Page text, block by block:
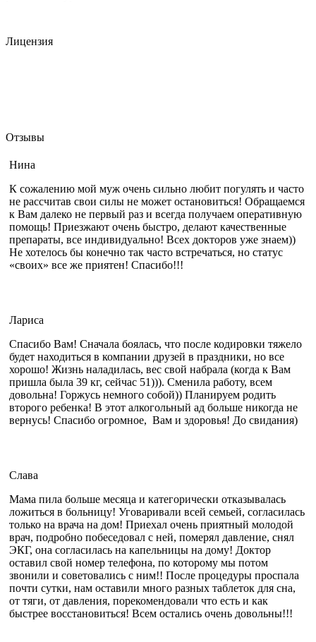
Лицензия
Отзывы
Нина
К сожалению мой муж очень сильно любит погулять и часто
не рассчитав свои силы не может остановиться! Обращаемся
к Вам далеко не первый раз и всегда получаем оперативную
помощь! Приезжают очень быстро, делают качественные
препараты, все индивидуально! Всех докторов уже знаем))
Не хотелось бы конечно так часто встречаться, но статус
«своих» все же приятен! Спасибо!!!
Лариса
Спасибо Вам! Сначала боялась, что после кодировки тяжело
будет находиться в компании друзей в праздники, но все
хорошо! Жизнь наладилась, вес свой набрала (когда к Вам
пришла была 39 кг, сейчас 51))). Сменила работу, всем
довольна! Горжусь немного собой)) Планируем родить
второго ребенка! В этот алкогольный ад больше никогда не
вернусь! Спасибо огромное, Вам и здоровья! До свидания)
Слава
Мама пила больше месяца и категорически отказывалась
ложиться в больницу! Уговаривали всей семьей, согласилась
только на врача на дом! Приехал очень приятный молодой
врач, подробно побеседовал с ней, померял давление, снял
ЭКГ, она согласилась на капельницы на дому! Доктор
оставил свой номер телефона, по которому мы потом
звонили и советовались с ним!! После процедуры проспала
почти сутки, нам оставили много разных таблеток для сна,
от тяги, от давления, порекомендовали что есть и как
быстрее восстановиться! Всем остались очень довольны!!!